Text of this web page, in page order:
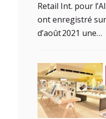
Retail Int. pour
ont enregistré
d’août 2021 une…